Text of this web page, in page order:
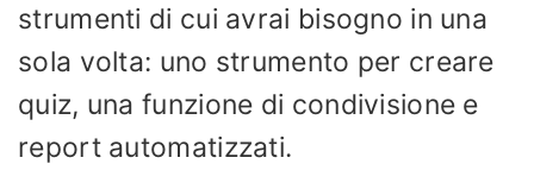
strumenti di cui avrai bisogno in una
sola volta: uno strumento per creare
quiz, una funzione di condivisione e
report automatizzati.